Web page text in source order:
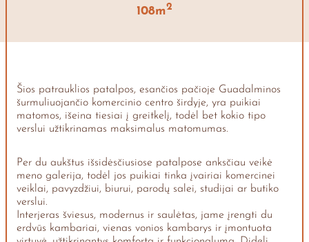
108m2
Šios patrauklios patalpos, esančios pačioje Guadalminos
šurmuliuojančio komercinio centro širdyje, yra puikiai
matomos, išeina tiesiai į greitkelį, todėl bet kokio tipo
verslui užtikrinamas maksimalus matomumas.
Per du aukštus išsidėsčiusiose patalpose anksčiau veikė
meno galerija, todėl jos puikiai tinka įvairiai komercinei
veiklai, pavyzdžiui, biurui, parodų salei, studijai ar butiko
verslui.
Interjeras šviesus, modernus ir saulėtas, jame įrengti du
erdvūs kambariai, vienas vonios kambarys ir įmontuota